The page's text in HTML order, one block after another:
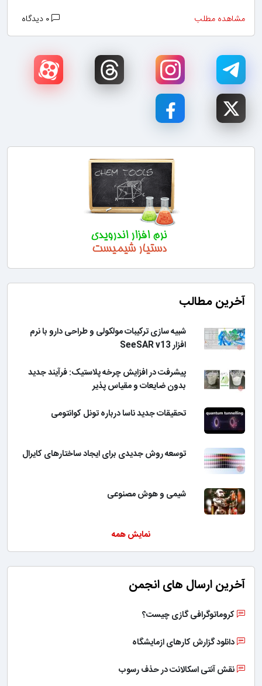
مشاهده مطلب
آخرین مطالب
شبیه سازی ترکیبات مولکولی و طراحی دارو با نرم
افزار SeeSAR v13
پیشرفت در افزایش چرخه پلاستیک: فرآیند جدید
بدون ضایعات و مقیاس پذیر
تحقیقات جدید ناسا درباره تونل کوانتومی
توسعه روش جدیدی برای ایجاد ساختارهای کایرال
شیمی و هوش مصنوعی
نمایش همه
آخرین ارسال های انجمن
کروماتوگرافی گازی چیست؟
دانلود گزارش کارهای ازمایشگاه
نقش آنتی اسکالانت در حذف رسوب